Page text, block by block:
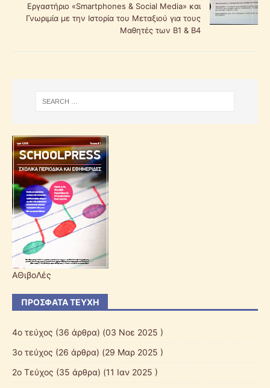
Εργαστήριο «Smartphones & Social Media» και
Γνωριμία με την Ιστορία του Μεταξιού για τους
Μαθητές των Β1 & Β4
ΑΘιβοΛές
ΠΡΌΣΦΑΤΑ ΤΕΎΧΗ
4ο τεύχος (36 άρθρα) (03 Νοε 2025 )
3o τεύχος (26 άρθρα) (29 Μαρ 2025 )
2o Τεύχος (35 άρθρα) (11 Ιαν 2025 )